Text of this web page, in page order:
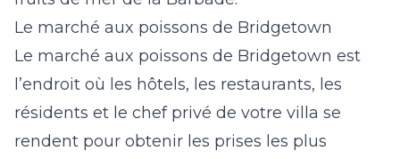
Le marché aux poissons de Bridgetown
Le marché aux poissons de Bridgetown est
l’endroit où les hôtels, les restaurants, les
résidents et le chef privé de votre villa se
rendent pour obtenir les prises les plus